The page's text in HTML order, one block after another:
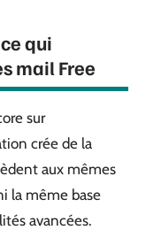
qui
mail Free
sur
crée de la
aux mêmes
la même base
avancées.